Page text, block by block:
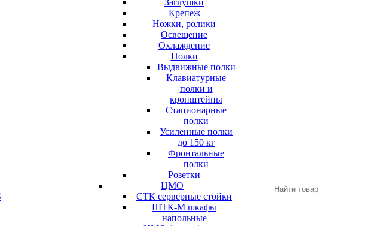
Заглушки
Крепеж
Ножки, ролики
Освещение
Охлаждение
Полки
Выдвижные полки
Клавиатурные
полки и
кронштейны
Стационарные
полки
Усиленные полки
до 150 кг
Фронтальные
полки
Розетки
ЦМО
СТК серверные стойки
ШТК-М шкафы
напольные